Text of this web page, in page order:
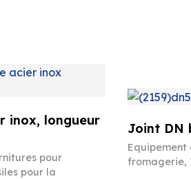
inox, longueur
pour
pour la
Joint DN
fromagerie,